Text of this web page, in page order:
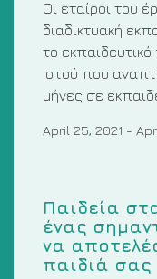
Οι εταίροι του
διαδικτυακή
το
Ιστού που
μήνες σε
April 25, 2021 -
Παιδεία
ένας
να
παιδιά σας